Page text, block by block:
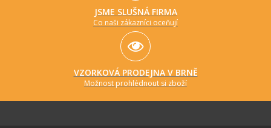
JSME SLUŠNÁ FIRMA
Co naši zákazníci oceňují
VZORKOVÁ PRODEJNA V BRNĚ
Možnost prohlédnout si zboží